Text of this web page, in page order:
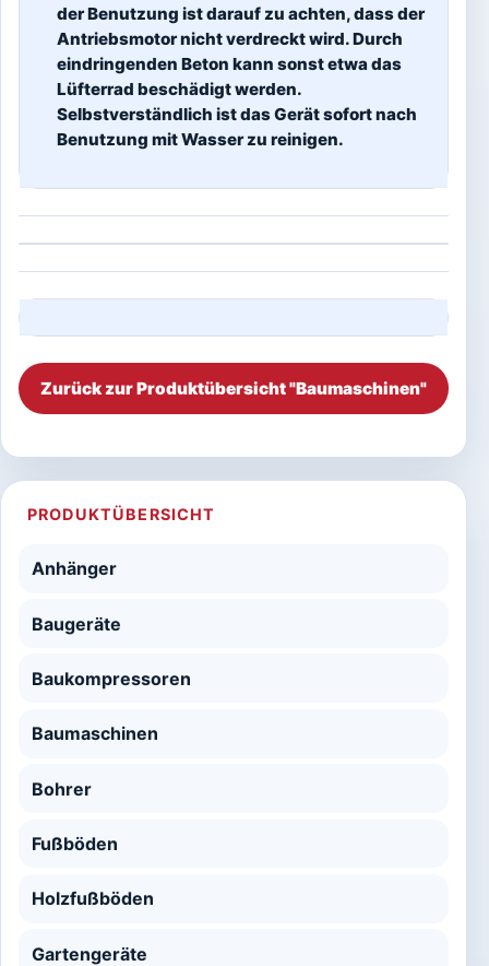
PRODUKTÜBERSICHT
Anhänger
Baugeräte
Baukompressoren
Baumaschinen
Bohrer
Fußböden
Holzfußböden
Gartengeräte
der Benutzung ist darauf zu achten, dass der
Antriebsmotor nicht verdreckt wird. Durch
eindringenden Beton kann sonst etwa das
Lüfterrad beschädigt werden.
Selbstverständlich ist das Gerät sofort nach
Benutzung mit Wasser zu reinigen.
Zurück zur Produktübersicht "Baumaschinen"